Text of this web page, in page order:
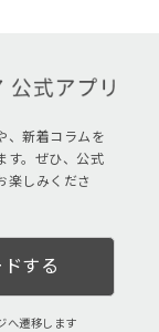
、新着コラムを
す。ぜひ、公式
楽しみくださ
する
へ遷移します